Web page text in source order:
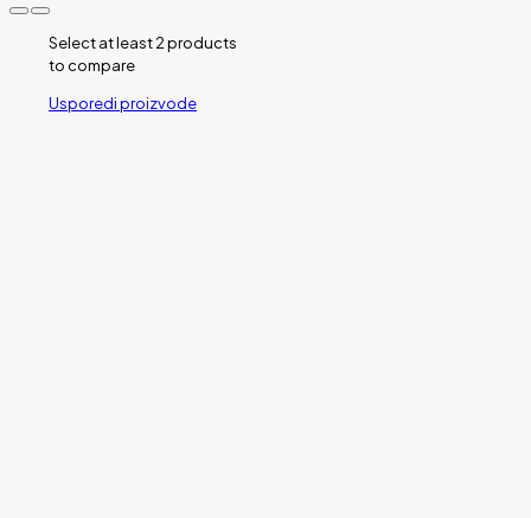
Select at least 2 products
to compare
Usporedi proizvode